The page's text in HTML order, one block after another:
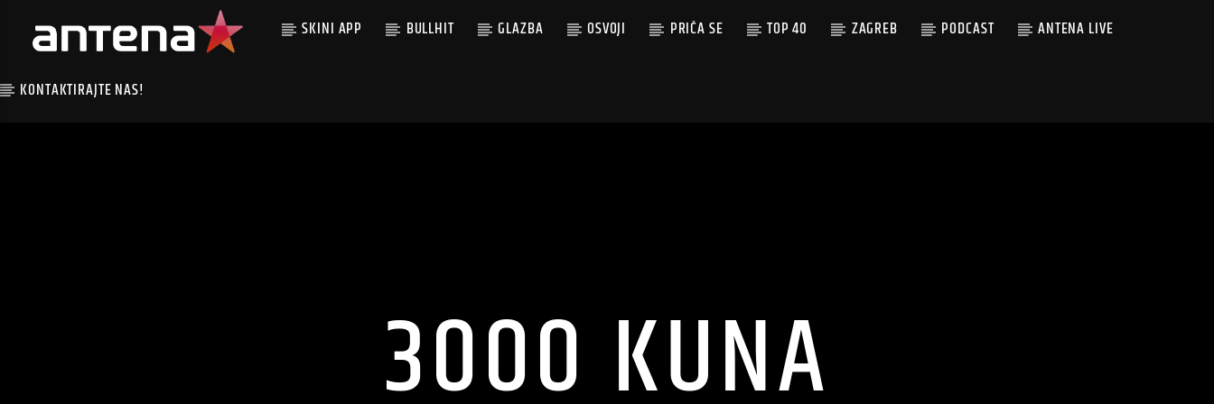
SKINI APP BULLHIT GLAZBA OSVOJI PRIČA SE TOP 40 ZAGREB PODCAST ANTENA LIVE
KONTAKTIRAJTE NAS!
3000 KUNA